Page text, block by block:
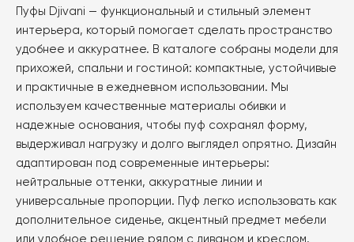
можно
на
странице
товара.
Пуфы Djivani — функциональный и стильный элемент
интерьера, который помогает сделать пространство
удобнее и аккуратнее. В каталоге собраны модели для
прихожей, спальни и гостиной: компактные, устойчивые
и практичные в ежедневном использовании. Мы
используем качественные материалы обивки и
надежные основания, чтобы пуф сохранял форму,
выдерживал нагрузку и долго выглядел опрятно. Дизайн
адаптирован под современные интерьеры:
нейтральные оттенки, аккуратные линии и
универсальные пропорции. Пуф легко использовать как
дополнительное сиденье, акцентный предмет мебели
или удобное решение рядом с диваном и креслом.